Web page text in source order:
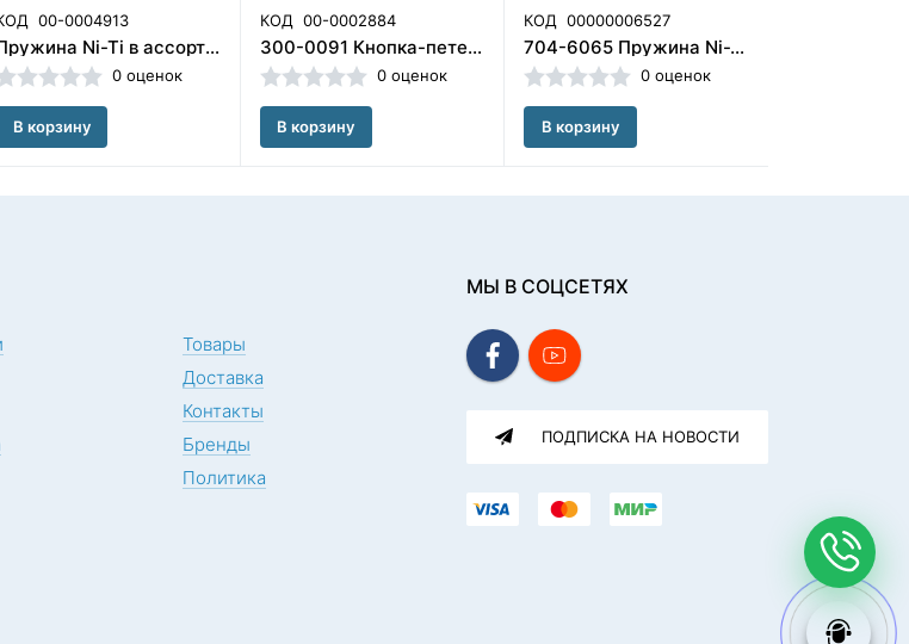
00-0004913
Пружина Ni-Ti в ассортименте Италия
0 оценок
В корзину
КОД 00-0002884
300-0091 Кнопка-петелька лингвальная, ORMCO
0 оценок
В корзину
КОД 00000006527
704-6065 Пружина Ni-Ti Closed MED (6мм), ORMCO(Без НДС)(**ф)
0 оценок
В корзину
Товары
Доставка
Контакты
Бренды
Политика
МЫ В СОЦСЕТЯХ
ПОДПИСКА НА НОВОСТИ